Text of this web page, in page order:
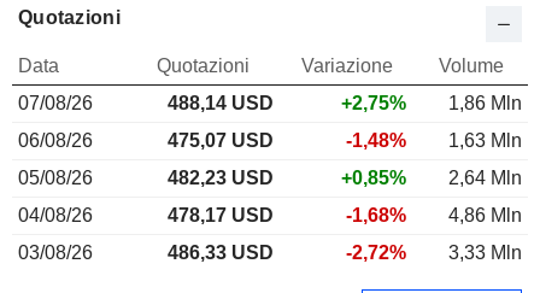
Quotazioni
Data Quotazioni Variazione
Volume
07/08/26
488,14 USD +2,75%
1,86 Mln
06/08/26
475,07 USD -1,48%
1,63 Mln
05/08/26
482,23 USD +0,85%
2,64 Mln
04/08/26
478,17 USD -1,68%
4,86 Mln
03/08/26
486,33 USD -2,72% 3,33 Mln